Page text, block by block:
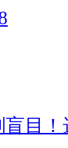
目